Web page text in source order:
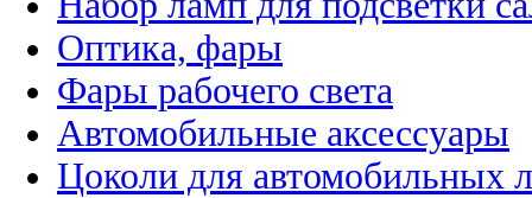
Оптика, фары
Фары рабочего света
Автомобильные аксессуары
Цоколи для автомобильных